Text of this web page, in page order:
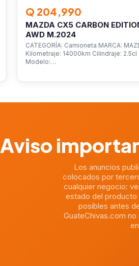
Q 204,990
MAZDA CX5 CARBON
AWD M.2024
CATEGORÍA: Camioneta MARCA:
Kilometraje: 14000km Cilindraje: 2.5cl
Modelo:…
Aviso
Los anuncios
colocados por
cualquier negocio:
estado del
posibles antes
GuateChivas.com